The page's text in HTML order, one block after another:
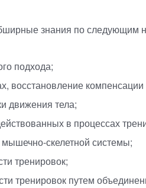
знания по следующим
подхода;
восстановление
движения тела;
в процессах
мышечно-скелетной системы;
тренировок;
тренировок путем